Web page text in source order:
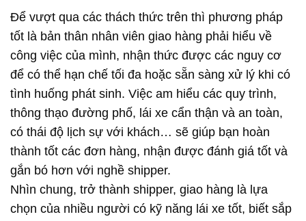
Để vượt qua các thách thức trên thì phương pháp
tốt là bản thân nhân viên giao hàng phải hiểu về
công việc của mình, nhận thức được các nguy cơ
để có thể hạn chế tối đa hoặc sẵn sàng xử lý khi có
tình huống phát sinh. Việc am hiểu các quy trình,
thông thạo đường phố, lái xe cẩn thận và an toàn,
có thái độ lịch sự với khách… sẽ giúp bạn hoàn
thành tốt các đơn hàng, nhận được đánh giá tốt và
gắn bó hơn với nghề shipper.
Nhìn chung, trở thành shipper, giao hàng là lựa
chọn của nhiều người có kỹ năng lái xe tốt, biết sắp